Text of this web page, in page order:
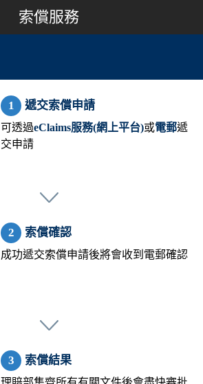
索償服務
遞交索償申請
可透過eClaims服務(網上平台)或電郵遞
交申請
索償確認
成功遞交索償申請後將會收到電郵確認
索償結果